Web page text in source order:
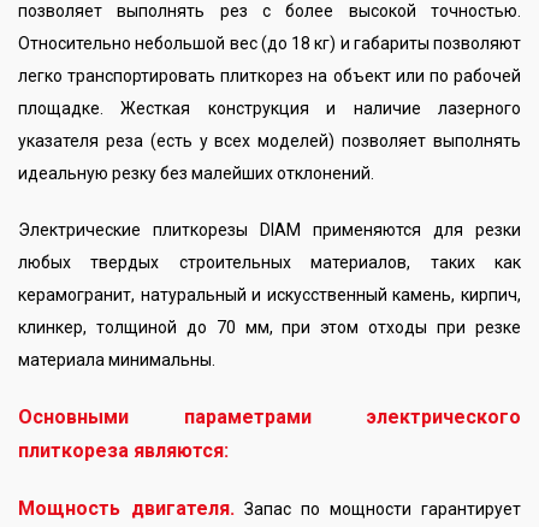
позволяет выполнять рез с более высокой точностью.
Относительно небольшой вес (до 18 кг) и габариты позволяют
легко транспортировать плиткорез на объект или по рабочей
площадке. Жесткая конструкция и наличие лазерного
указателя реза (есть у всех моделей) позволяет выполнять
идеальную резку без малейших отклонений.
Электрические плиткорезы DIAM применяются для резки
любых твердых строительных материалов, таких как
керамогранит, натуральный и искусственный камень, кирпич,
клинкер, толщиной до 70 мм, при этом отходы при резке
материала минимальны.
Основными параметрами электрического
плиткореза являются:
Мощность двигателя. Запас по мощности гарантирует